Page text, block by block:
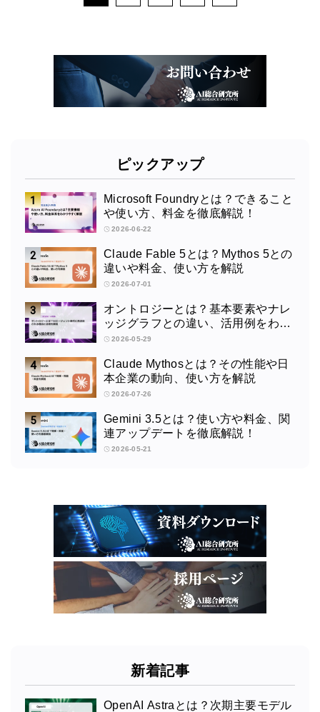
ピックアップ
Microsoft Foundryとは？できること
や使い方、料金を徹底解説！
2026-06-22
Claude Fable 5とは？Mythos 5との
違いや料金、使い方を解説
2026-07-01
オントロジーとは？基本要素やナレ
ッジグラフとの違い、活用例をわか
りやすく解説
2026-05-29
Claude Mythosとは？その性能や日
本企業の動向、使い方を解説
2026-07-26
Gemini 3.5とは？使い方や料金、関
連アップデートを徹底解説！
2026-05-21
新着記事
OpenAI Astraとは？次期主要モデル